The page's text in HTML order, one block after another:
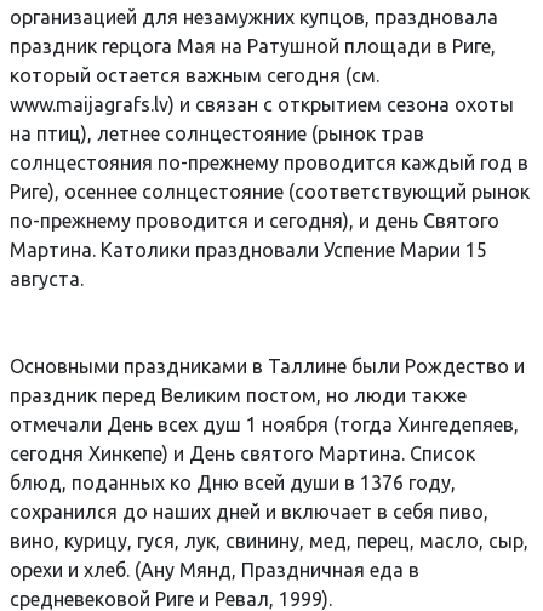
организацией для незамужних купцов, праздновала
праздник герцога Мая на Ратушной площади в Риге,
который остается важным сегодня (см.
www.maijagrafs.lv) и связан с открытием сезона охоты
на птиц), летнее солнцестояние (рынок трав
солнцестояния по-прежнему проводится каждый год в
Риге), осеннее солнцестояние (соответствующий рынок
по-прежнему проводится и сегодня), и день Святого
Мартина. Католики праздновали Успение Марии 15
августа.
Основными праздниками в Таллине были Рождество и
праздник перед Великим постом, но люди также
отмечали День всех душ 1 ноября (тогда Хингедепяев,
сегодня Хинкепе) и День святого Мартина. Список
блюд, поданных ко Дню всей души в 1376 году,
сохранился до наших дней и включает в себя пиво,
вино, курицу, гуся, лук, свинину, мед, перец, масло, сыр,
орехи и хлеб. (Ану Мянд, Праздничная еда в
средневековой Риге и Ревал, 1999).